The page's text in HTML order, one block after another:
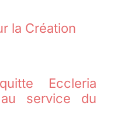
la Création
Eccleria
service du